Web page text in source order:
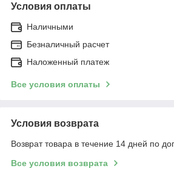
Условия оплаты
Наличными
Безналичный расчет
Наложенный платеж
Все условия оплаты
Условия возврата
Возврат товара в течение 14 дней по
Все условия возврата